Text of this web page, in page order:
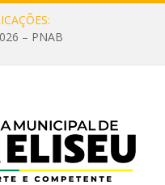
– PNAB